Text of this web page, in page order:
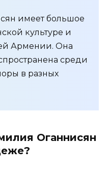
имеет большое
культуре и
Армении. Она
среди
в разных
Оганнисян